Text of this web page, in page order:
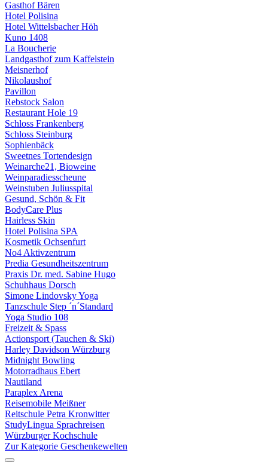
Gasthof Bären
Hotel Polisina
Hotel Wittelsbacher Höh
Kuno 1408
La Boucherie
Landgasthof zum Kaffelstein
Meisnerhof
Nikolaushof
Pavillon
Rebstock Salon
Restaurant Hole 19
Schloss Frankenberg
Schloss Steinburg
Sophienbäck
Sweetnes Tortendesign
Weinarche21, Bioweine
Weinparadiesscheune
Weinstuben Juliusspital
Gesund, Schön & Fit
BodyCare Plus
Hairless Skin
Hotel Polisina SPA
Kosmetik Ochsenfurt
No4 Aktivzentrum
Predia Gesundheitszentrum
Praxis Dr. med. Sabine Hugo
Schuhhaus Dorsch
Simone Lindovsky Yoga
Tanzschule Step ´n´Standard
Yoga Studio 108
Freizeit & Spass
Actionsport (Tauchen & Ski)
Harley Davidson Würzburg
Midnight Bowling
Motorradhaus Ebert
Nautiland
Paraplex Arena
Reisemobile Meißner
Reitschule Petra Kronwitter
StudyLingua Sprachreisen
Würzburger Kochschule
Zur Kategorie Geschenkewelten